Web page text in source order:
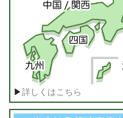
▶詳しくはこちら